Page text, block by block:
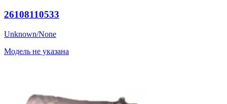
26108110533
Unknown/None
Модель не указана